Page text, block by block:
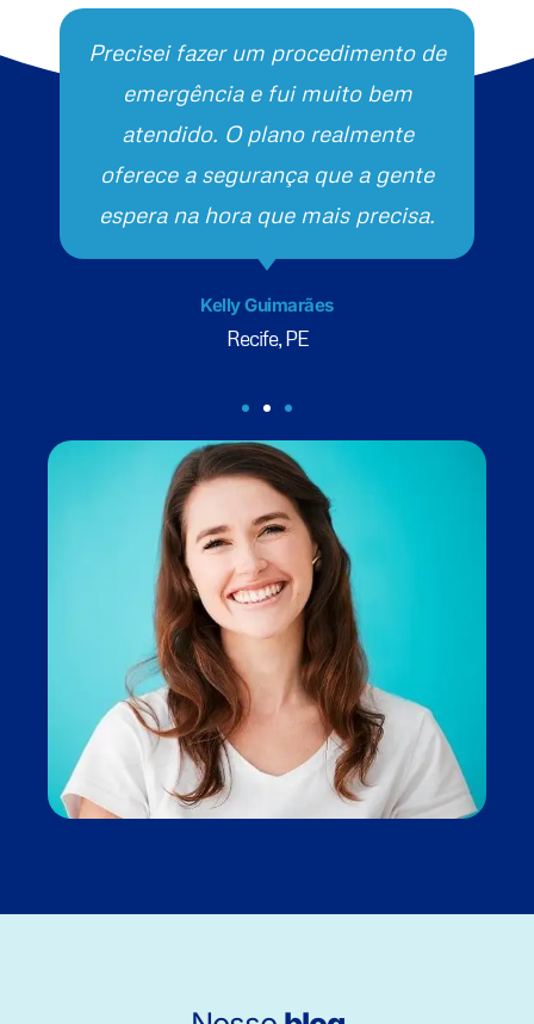
Precisei fazer um procedimento de
emergência e fui muito bem
atendido. O plano realmente
oferece a segurança que a gente
espera na hora que mais precisa.
Kelly Guimarães
Recife, PE